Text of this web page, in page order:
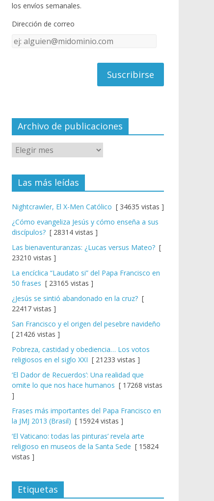
o
k e
C
el
los envíos semanales.
Dirección de correo
Dirección
Archivo de publicaciones
Las más leídas
Nightcrawler, El X-Men Católico [ 34635 vistas ]
¿Cómo evangeliza Jesús y cómo enseña a sus
discípulos? [ 28314 vistas ]
Las bienaventuranzas: ¿Lucas versus Mateo? [
23210 vistas ]
La encíclica “Laudato si” del Papa Francisco en
50 frases [ 23165 vistas ]
¿Jesús se sintió abandonado en la cruz? [
22417 vistas ]
San Francisco y el origen del pesebre navideño
[ 21426 vistas ]
Pobreza, castidad y obediencia… Los votos
religiosos en el siglo XXI [ 21233 vistas ]
‘El Dador de Recuerdos’: Una realidad que
omite lo que nos hace humanos [ 17268 vistas
]
Frases más importantes del Papa Francisco en
la JMJ 2013 (Brasil) [ 15924 vistas ]
‘El Vaticano: todas las pinturas’ revela arte
religioso en museos de la Santa Sede [ 15824
vistas ]
Etiquetas